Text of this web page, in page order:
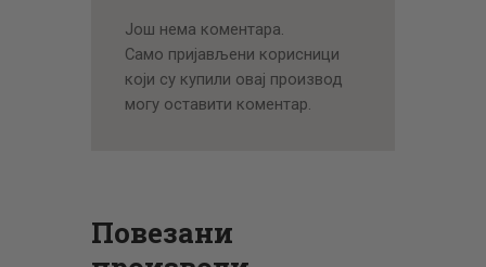
Још нема коментара.
Само пријављени корисници
који су купили овај производ
могу оставити коментар.
Повезани